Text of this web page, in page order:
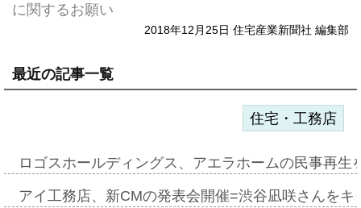
に関するお願い
2018年12月25日 住宅産業新聞社 編集部
最近の記事一覧
住宅・工務店
ロゴスホールディングス、アエラホームの民事再
アイ工務店、新CMの発表会開催=渋谷凪咲さんを